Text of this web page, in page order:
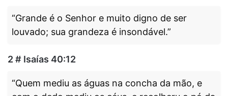
“Grande é o Senhor e muito digno de ser
louvado; sua grandeza é insondável.”
2 # Isaías 40:12
“Quem mediu as águas na concha da mão, e